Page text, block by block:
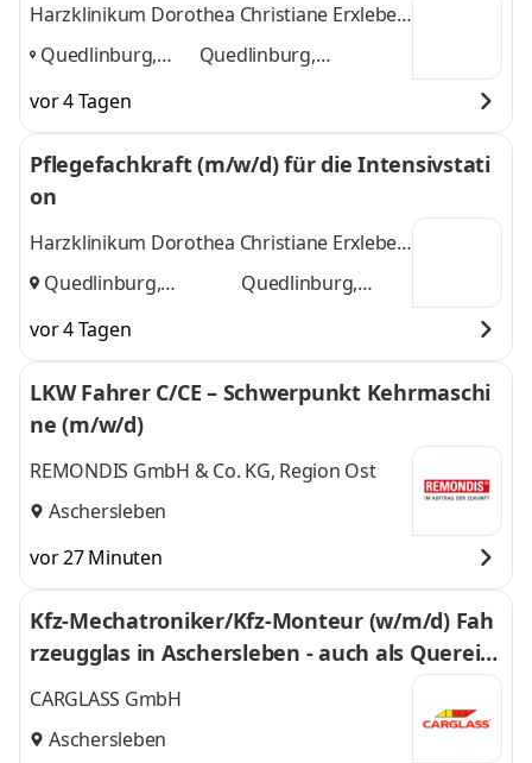
Harzklinikum Dorothea Christiane Erxleben
GmbH
Quedlinburg,
Blankenburg
Quedlinburg,
weitere
vor 4 Tagen
Pflegefachkraft (m/w/d) für die Intensivstati
on
Harzklinikum Dorothea Christiane Erxleben
GmbH
Quedlinburg,
Quedlinburg,
vor 4 Tagen
LKW Fahrer C/CE – Schwerpunkt Kehrmaschi
ne (m/w/d)
REMONDIS GmbH & Co. KG, Region Ost
Aschersleben
vor 27 Minuten
Kfz-Mechatroniker/Kfz-Monteur (w/m/d) Fah
rzeugglas in Aschersleben - auch als Querein
stieg - 414
CARGLASS GmbH
Aschersleben